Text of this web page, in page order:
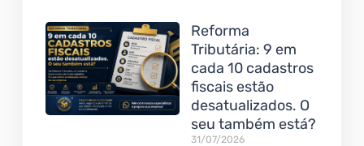
Reforma
Tributária: 9 em
cada 10 cadastros
fiscais estão
desatualizados. O
seu também está?
31/07/2026